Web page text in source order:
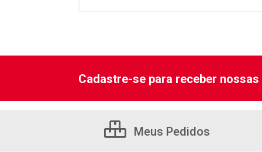
Cadastre-se para receber
Meus Pedidos